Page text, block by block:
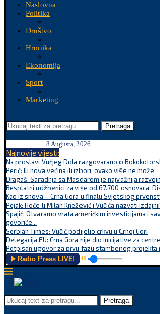
Naslovna
Politika
Društvo
Hronika
Ekonomija
Sport
Marketing
Pretraga
8 Augusta, 2026
Najnovije vijesti:
Na proslavi Vučjeg Dola razgovarano o
Perić: Ili nova većina ili izbori, ovako više ne može
Dragaš: Saradnja sa Masdarom je najvažnija
Besplatni udžbenici za više od 67.700 osnovaca:
Kao iz snova – Crna Gora u finalu Svjetskog
Pejak: Hoće li Milan Knežević i Vučića nazvati
Spajić: Otvaramo vrata američkim investicijama i
govoriće...
Serbian Times: Vučić podijelio crkvu u Crnoj Gori
Delegacija EU: Crna Gora nije dio inicijative za
Potpisan ugovor za prvu fazu stambenog projekta
▶️ Radio Press LIVE! 🔊
Pretraga